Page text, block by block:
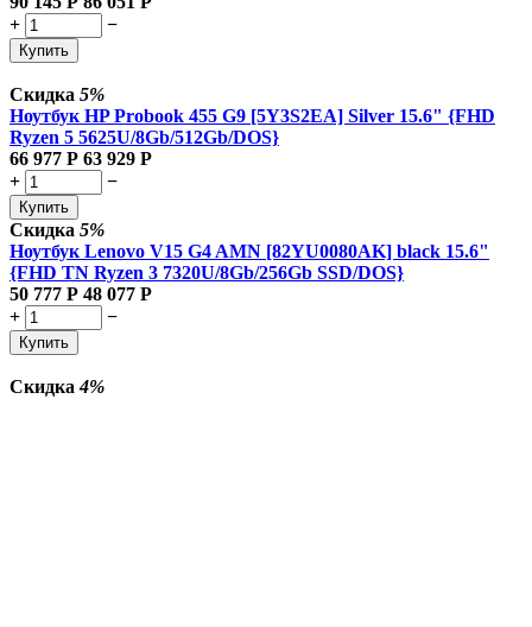
+
−
Купить
Скидка 5%
Ноутбук HP Probook 455 G9 [5Y3S2EA] Silver 15.6" {FHD
Ryzen 5 5625U/8Gb/512Gb/DOS}
66 977 Р 63 929 Р
+
−
Купить
Скидка 5%
Ноутбук Lenovo V15 G4 AMN [82YU0080AK] black 15.6"
{FHD TN Ryzen 3 7320U/8Gb/256Gb SSD/DOS}
50 777 Р 48 077 Р
+
−
Купить
Скидка4%